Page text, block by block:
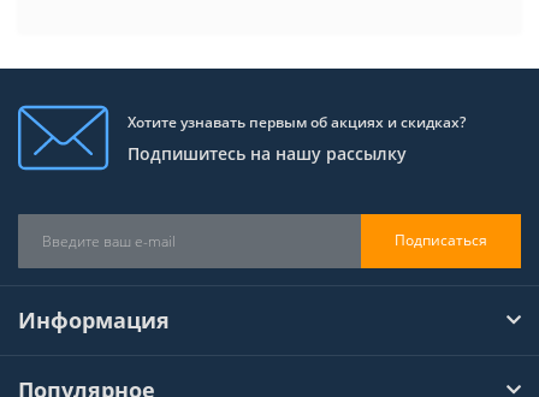
Хотите узнавать первым об акциях и скидках?
Подпишитесь на нашу рассылку
Подписаться
Информация
Популярное